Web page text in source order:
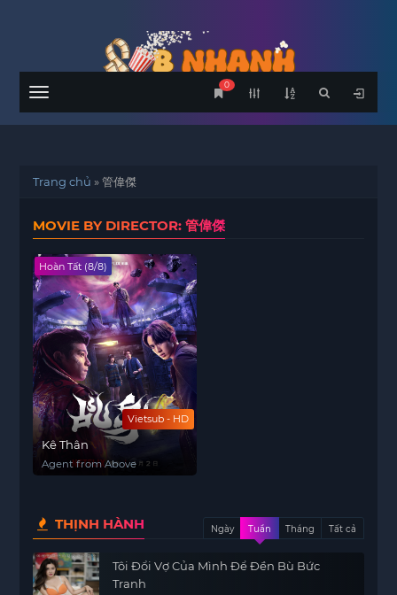
Menu
0
Trang chủ »管偉傑
MOVIE BY DIRECTOR: 管偉傑
Vietsub - HD
Hoàn Tất (8/8)
Kê Thân
Agent from Above
THỊNH HÀNH Ngày Tuần Tháng Tất cả
Tôi Đổi Vợ Của Mình Để Đền Bù Bức
Tranh